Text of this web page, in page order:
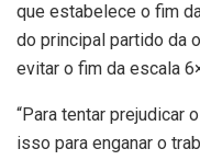
que estabelece o fim
do principal partido da
evitar o fim da escala
“Para tentar prejudicar
isso para enganar o